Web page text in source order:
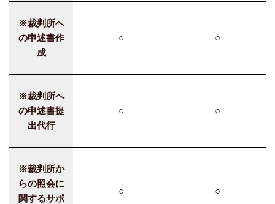
※裁判所へ
の申述書作
成
○ ○
※裁判所へ
の申述書提
出代行
○ ○
※裁判所か
らの照会に
関するサポ
○ ○